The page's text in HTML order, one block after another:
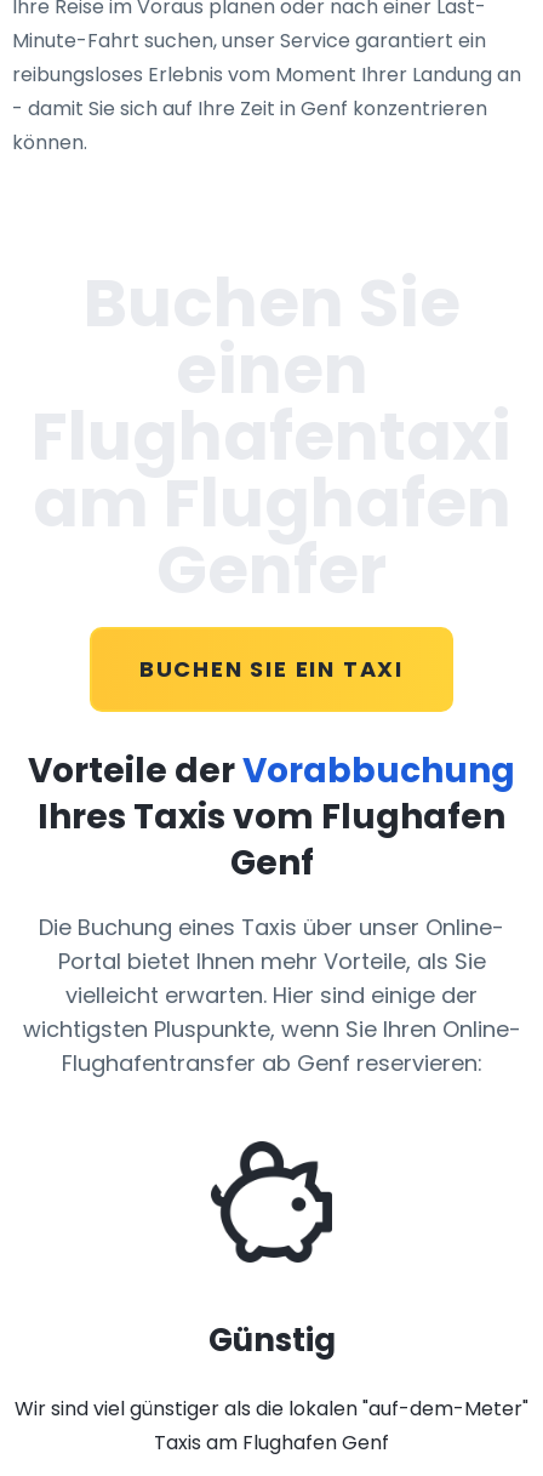
Ihre Reise im Voraus planen oder nach einer Last-
Minute-Fahrt suchen, unser Service garantiert ein
reibungsloses Erlebnis vom Moment Ihrer Landung an
- damit Sie sich auf Ihre Zeit in Genf konzentrieren
können.
BUCHEN SIE EIN TAXI
Vorteile derVorabbuchung
Ihres Taxis vom Flughafen
Genf
Die Buchung eines Taxis über unser Online-
Portal bietet Ihnen mehr Vorteile, als Sie
vielleicht erwarten. Hier sind einige der
wichtigsten Pluspunkte, wenn Sie Ihren Online-
Flughafentransfer ab Genf reservieren:
Günstig
Wir sind viel günstiger als die lokalen "auf-dem-Meter"
Taxis am Flughafen Genf